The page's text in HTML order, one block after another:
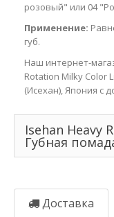
розовый" или 04
Применение:
губ.
Наш интернет-
Rotation Milky Color
(Исехан), Япония с
Isehan Heavy
Губная
Доставка